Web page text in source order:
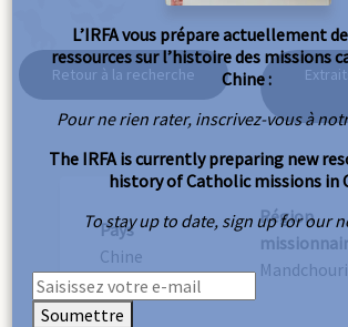
Retour à la recherche
Pays
Chine
Région
L’IRFA vous prépare actuellement
ressources sur l’histoire des missions
Chine :
Pour ne rien rater, inscrivez-vous à
The IRFA is currently preparing new
history of Catholic missions in
To stay up to date, sign up for our
Soumettre